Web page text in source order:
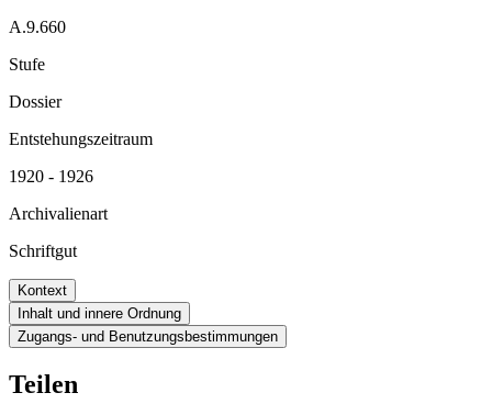
A.9.660
Stufe
Dossier
Entstehungszeitraum
1920 - 1926
Archivalienart
Schriftgut
Kontext
Inhalt und innere Ordnung
Zugangs- und Benutzungsbestimmungen
Teilen